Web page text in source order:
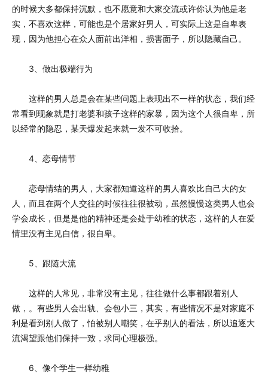
的时候大多都保持沉默，也不愿意和大家交流或许你认为他是老
实，不喜欢这样，可能也是个居家好男人，可实际上这是自卑表
现，因为他担心在众人面前出洋相，损害面子，所以隐藏自己。
3、做出极端行为
这样的男人总是会在某些问题上表现出不一样的状态，我们经
常看到现象就是打老婆和孩子这样的家暴，因为这个人很自卑，所
以经常的隐忍，某天爆发起来就一发不可收拾。
4、恋母情节
恋母情结的男人，大家都知道这样的男人喜欢比自己大的女
人，而且在两个人交往的时候往往很被动，虽然慢慢这类男人也会
学会成长，但是是他的精神还是会处于幼稚的状态，这样的人在爱
情里没有主见自信，很自卑。
5、跟随大流
这样的人常见，非常没有主见，往往做什么事都跟着别人
做，。有些男人会出轨、会包小三，其实，有些情况不是对家庭不
利是看到别人做了，怕被别人嘲笑，在乎别人的看法，所以追逐大
流渴望跟他们保持一致，求同心理极强。
6、像个学生一样幼稚